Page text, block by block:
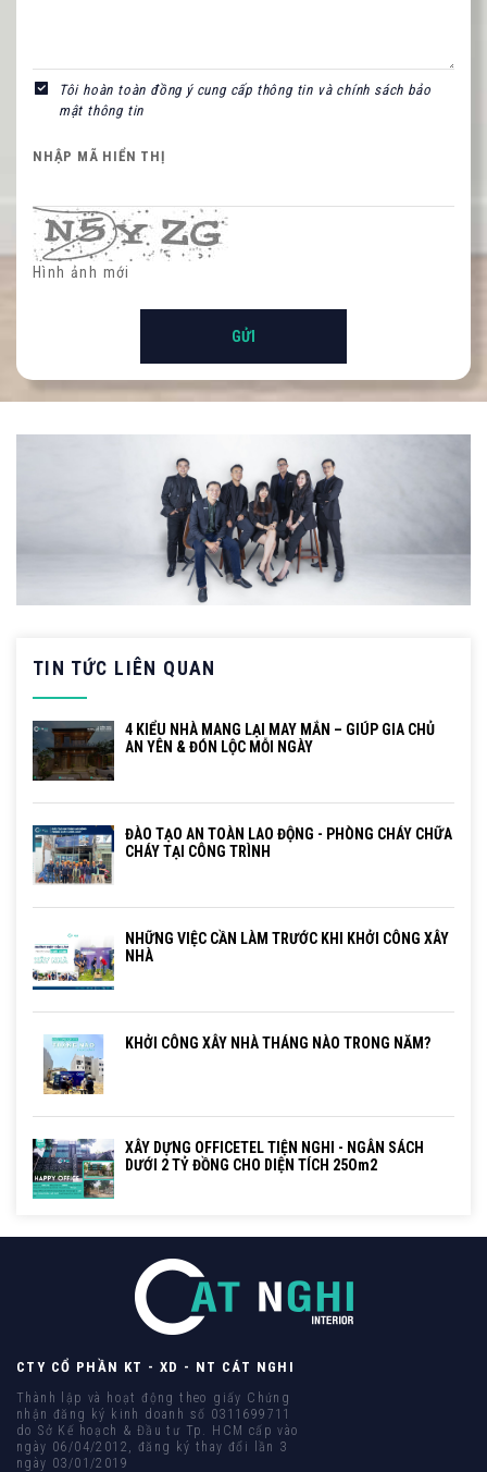
Tôi hoàn toàn đồng ý cung cấp thông tin và chính sách bảo
mật thông tin
NHẬP MÃ HIỂN THỊ
Hình ảnh mới
TIN TỨC LIÊN QUAN
4 KIỂU NHÀ MANG LẠI MAY MẮN – GIÚP GIA CHỦ
AN YÊN & ĐÓN LỘC MỖI NGÀY
ĐÀO TẠO AN TOÀN LAO ĐỘNG - PHÒNG CHÁY CHỮA
CHÁY TẠI CÔNG TRÌNH
NHỮNG VIỆC CẦN LÀM TRƯỚC KHI KHỞI CÔNG XÂY
NHÀ
KHỞI CÔNG XÂY NHÀ THÁNG NÀO TRONG NĂM?
XÂY DỰNG OFFICETEL TIỆN NGHI - NGÂN SÁCH
DƯỚI 2 TỶ ĐỒNG CHO DIỆN TÍCH 25Om2
CTY CỔ PHẦN KT - XD - NT CÁT NGHI
Thành lập và hoạt động theo giấy Chứng
nhận đăng ký kinh doanh số 0311699711
do Sở Kế hoạch & Đầu tư Tp. HCM cấp vào
ngày 06/04/2012, đăng ký thay đổi lần 3
ngày 03/01/2019
Hình ảnh mới